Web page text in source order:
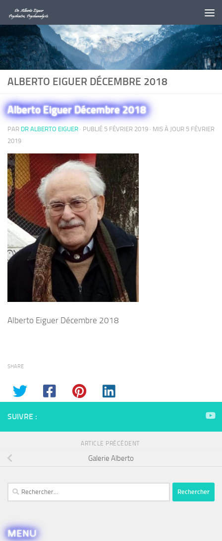
Au dessous du contenu
ALBERTO EIGUER DÉCEMBRE 2018
Alberto Eiguer Décembre 2018
PAR DR ALBERTO EIGUER · PUBLIÉ 5 FÉVRIER 2019 · MIS À JOUR 5 FÉVRIER
2019
Alberto Eiguer Décembre 2018
SHARE
SUIVRE :
ARTICLE PRÉCÉDENT
Galerie Alberto
Rechercher :
MENU